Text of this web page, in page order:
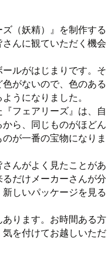
（妖精）』を制作する
んに観ていただく機会
ールがはじまりです。そ
がないので、色のある
うになりました。
フェアリーズ』は、自
ら、同じものがほどん
が一番の宝物になりま
んがよく見たことがあ
だけメーカーさんが分
しいパッケージを見る
ります。お時間ある方
を付けてお越しいただ